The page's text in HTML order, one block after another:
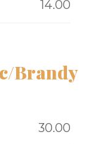
14.00
Brandy
30.00